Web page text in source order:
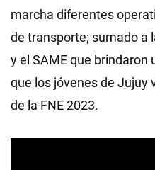
marcha diferentes
de transporte; sumado a
y el SAME que brindaron
que los jóvenes de Jujuy
de la FNE 2023.